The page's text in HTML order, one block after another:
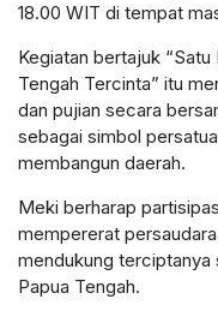
18.00 WIT di tempat
Kegiatan bertajuk
Tengah Tercinta” itu
dan pujian secara
sebagai simbol
membangun daerah.
Meki berharap
mempererat
mendukung terciptanya
Papua Tengah.